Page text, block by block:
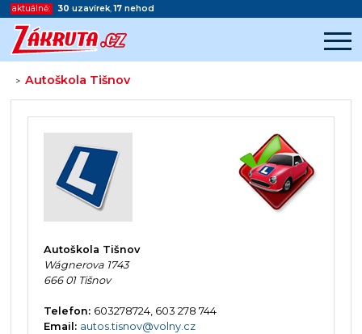
aktuálně: 30 uzavírek,17 nehod
>Autoškola Tišnov
Začátek reklamy
Konec reklamy
Autoškola Tišnov
Wágnerova 1743
666 01 Tišnov
Telefon: 603278724, 603 278 744
Email: autos.tisnov@volny.cz